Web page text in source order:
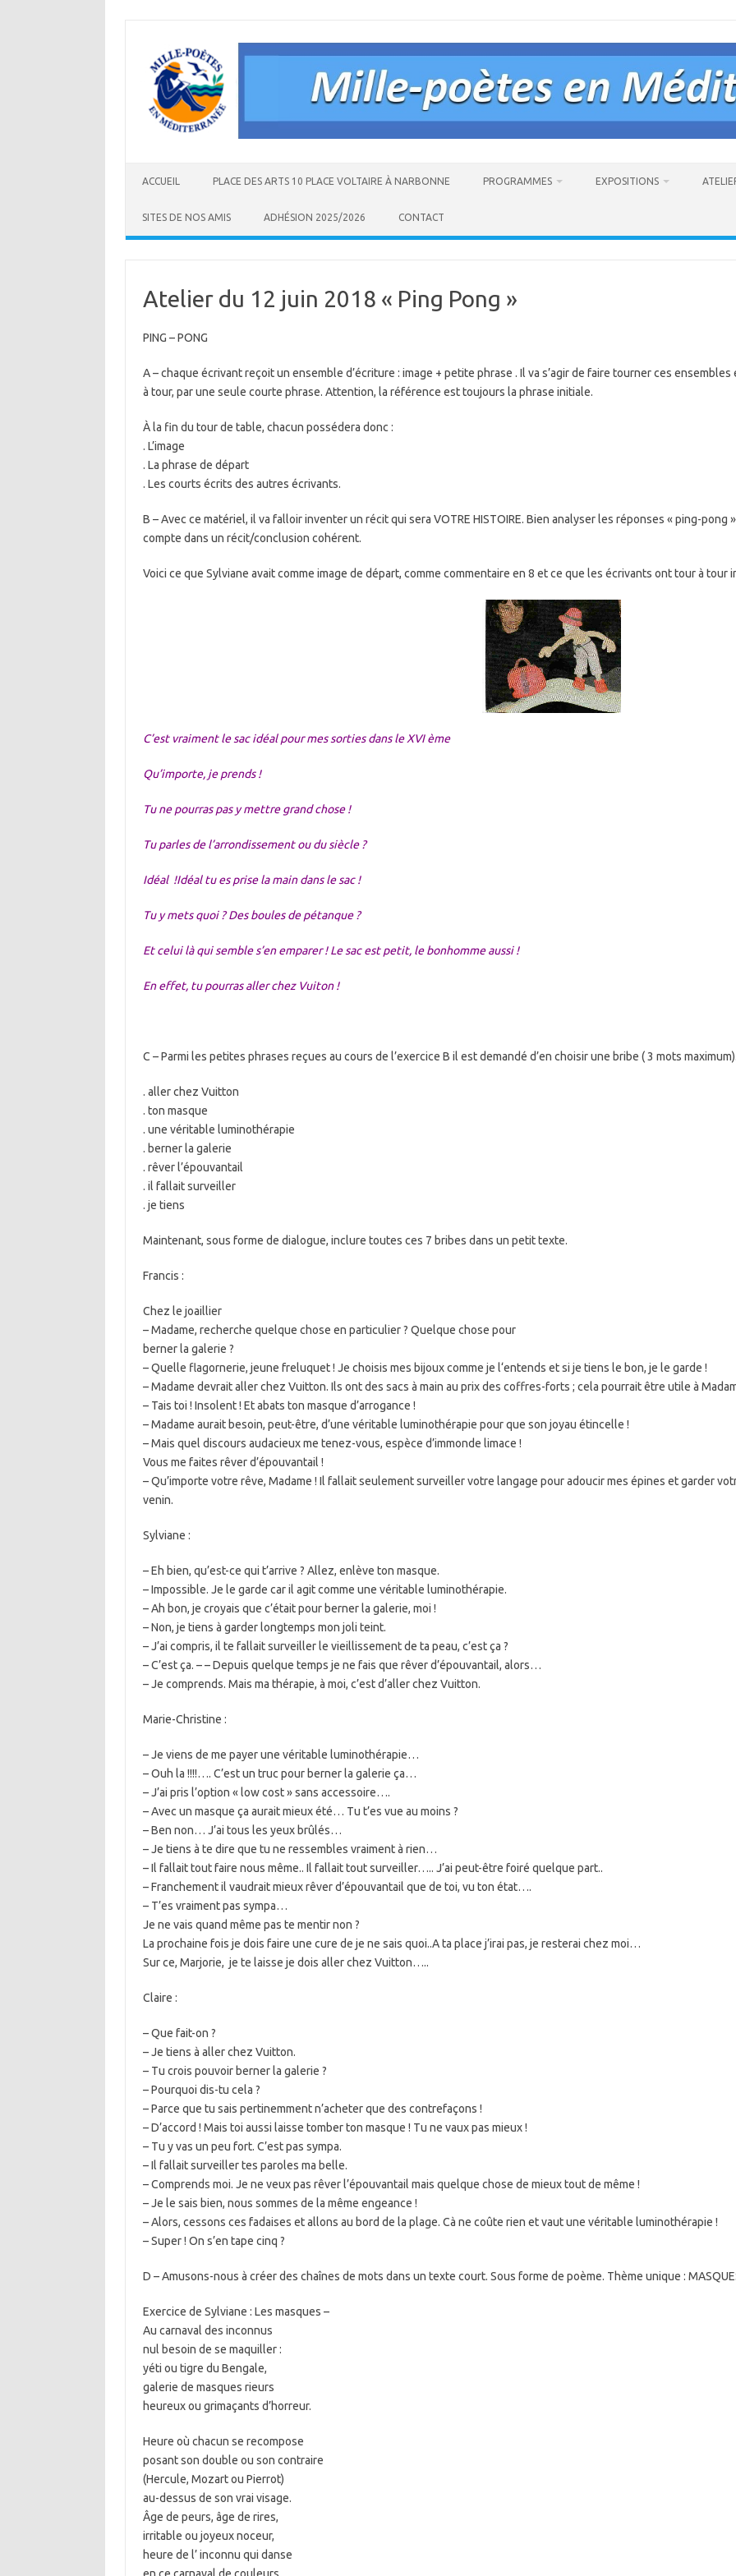
ACCUEIL PLACE DES ARTS 10 PLACE VOLTAIRE À NARBONNE PROGRAMMES EXPOSITIONS
SITES DE NOS AMIS ADHÉSION 2025/2026 CONTACT
Atelier du 12 juin 2018 « Ping Pong »
PING – PONG
A – chaque écrivant reçoit un ensemble d’écriture : image + petite phrase . Il va s’agir de faire tourner ces
à tour, par une seule courte phrase. Attention, la référence est toujours la phrase initiale.
À la fin du tour de table, chacun possédera donc :
. L’image
. La phrase de départ
. Les courts écrits des autres écrivants.
B – Avec ce matériel, il va falloir inventer un récit qui sera VOTRE HISTOIRE. Bien analyser les réponses « ping-pong
compte dans un récit/conclusion cohérent.
Voici ce que Sylviane avait comme image de départ, comme commentaire en 8 et ce que les écrivants ont tour à tour
C’est vraiment le sac idéal pour mes sorties dans le XVI ème
Qu’importe, je prends !
Tu ne pourras pas y mettre grand chose !
Tu parles de l’arrondissement ou du siècle ?
Idéal !Idéal tu es prise la main dans le sac !
Tu y mets quoi ? Des boules de pétanque ?
Et celui là qui semble s’en emparer ! Le sac est petit, le bonhomme aussi !
En effet, tu pourras aller chez Vuiton !
C – Parmi les petites phrases reçues au cours de l’exercice B il est demandé d’en choisir une bribe ( 3 mots
. aller chez Vuitton
. ton masque
. une véritable luminothérapie
. berner la galerie
. rêver l’épouvantail
. il fallait surveiller
. je tiens
Maintenant, sous forme de dialogue, inclure toutes ces 7 bribes dans un petit texte.
Francis :
Chez le joaillier
– Madame, recherche quelque chose en particulier ? Quelque chose pour
berner la galerie ?
– Quelle flagornerie, jeune freluquet ! Je choisis mes bijoux comme je l‘entends et si je tiens le bon, je le garde !
– Madame devrait aller chez Vuitton. Ils ont des sacs à main au prix des coffres-forts ; cela pourrait être utile à
– Tais toi ! Insolent ! Et abats ton masque d’arrogance !
– Madame aurait besoin, peut-être, d’une véritable luminothérapie pour que son joyau étincelle !
– Mais quel discours audacieux me tenez-vous, espèce d’immonde limace !
Vous me faites rêver d’épouvantail !
– Qu’importe votre rêve, Madame ! Il fallait seulement surveiller votre langage pour adoucir mes épines et garder
venin.
Sylviane :
– Eh bien, qu’est-ce qui t’arrive ? Allez, enlève ton masque.
– Impossible. Je le garde car il agit comme une véritable luminothérapie.
– Ah bon, je croyais que c’était pour berner la galerie, moi !
– Non, je tiens à garder longtemps mon joli teint.
– J’ai compris, il te fallait surveiller le vieillissement de ta peau, c’est ça ?
– C’est ça. – – Depuis quelque temps je ne fais que rêver d’épouvantail, alors…
– Je comprends. Mais ma thérapie, à moi, c’est d’aller chez Vuitton.
Marie-Christine :
– Je viens de me payer une véritable luminothérapie…
– Ouh la !!!!…. C’est un truc pour berner la galerie ça…
– J’ai pris l’option « low cost » sans accessoire….
– Avec un masque ça aurait mieux été… Tu t’es vue au moins ?
– Ben non… J’ai tous les yeux brûlés…
– Je tiens à te dire que tu ne ressembles vraiment à rien…
– Il fallait tout faire nous même.. Il fallait tout surveiller….. J’ai peut-être foiré quelque part..
– Franchement il vaudrait mieux rêver d’épouvantail que de toi, vu ton état….
– T’es vraiment pas sympa…
Je ne vais quand même pas te mentir non ?
La prochaine fois je dois faire une cure de je ne sais quoi..A ta place j’irai pas, je resterai chez moi…
Sur ce, Marjorie, je te laisse je dois aller chez Vuitton…..
Claire :
– Que fait-on ?
– Je tiens à aller chez Vuitton.
– Tu crois pouvoir berner la galerie ?
– Pourquoi dis-tu cela ?
– Parce que tu sais pertinemment n’acheter que des contrefaçons !
– D’accord ! Mais toi aussi laisse tomber ton masque ! Tu ne vaux pas mieux !
– Tu y vas un peu fort. C’est pas sympa.
– Il fallait surveiller tes paroles ma belle.
– Comprends moi. Je ne veux pas rêver l’épouvantail mais quelque chose de mieux tout de même !
– Je le sais bien, nous sommes de la même engeance !
– Alors, cessons ces fadaises et allons au bord de la plage. Cà ne coûte rien et vaut une véritable luminothérapie !
– Super ! On s’en tape cinq ?
D – Amusons-nous à créer des chaînes de mots dans un texte court. Sous forme de poème. Thème unique :
Exercice de Sylviane : Les masques –
Au carnaval des inconnus
nul besoin de se maquiller :
yéti ou tigre du Bengale,
galerie de masques rieurs
heureux ou grimaçants d’horreur.
Heure où chacun se recompose
posant son double ou son contraire
(Hercule, Mozart ou Pierrot)
au-dessus de son vrai visage.
Âge de peurs, âge de rires,
irritable ou joyeux noceur,
heure de l’ inconnu qui danse